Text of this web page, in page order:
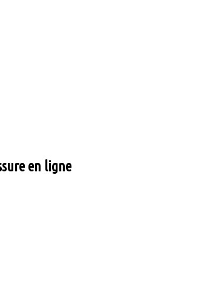
en ligne